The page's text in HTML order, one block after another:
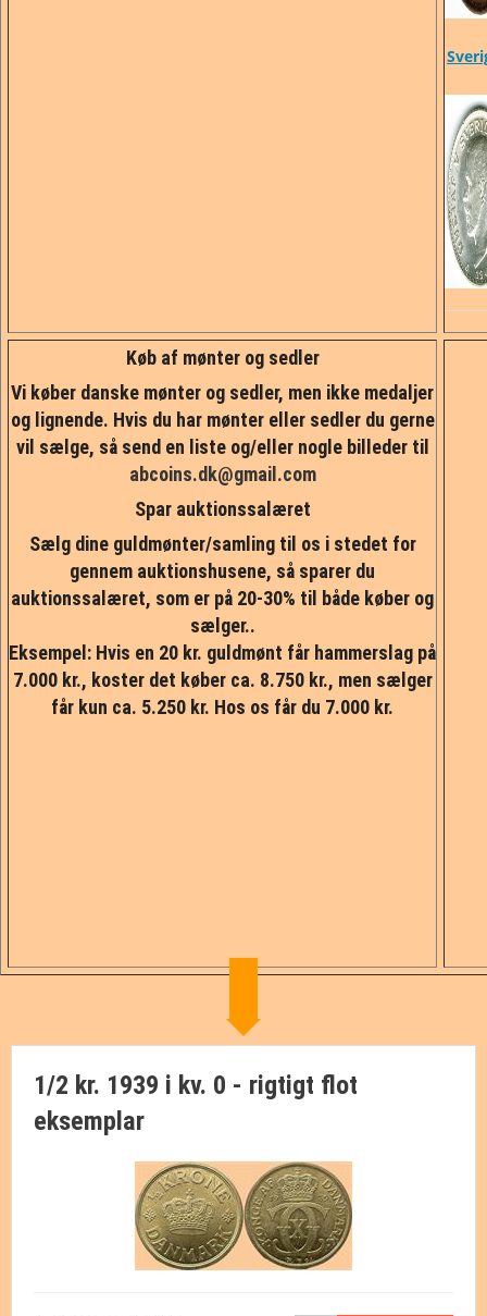
Køb af mønter og sedler
Vi køber danske mønter og sedler, men ikke medaljer
og lignende. Hvis du har mønter eller sedler du gerne
vil sælge, så send en liste og/eller nogle billeder til
abcoins.dk@gmail.com
Spar auktionssalæret
Sælg dine guldmønter/samling til os i stedet for
gennem auktionshusene, så sparer du
auktionssalæret, som er på 20-30% til både køber og
sælger..
Eksempel: Hvis en 20 kr. guldmønt får hammerslag på
7.000 kr., koster det køber ca. 8.750 kr., men sælger
får kun ca. 5.250 kr. Hos os får du 7.000 kr.
1/2 kr. 1939 i kv. 0 - rigtigt flot
eksemplar